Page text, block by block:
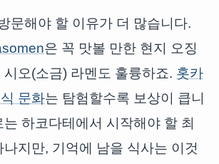
문해야 할 이유가 더 많습니다.
은 꼭 맛볼 만한 현지 오징
오(소금) 라멘도 훌륭하죠. 홋카
문화는 탐험할수록 보상이 큽니
하코다테에서 시작해야 할 최
나지만, 기억에 남을 식사는 이것